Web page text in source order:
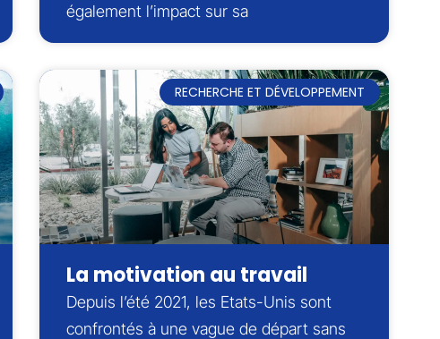
également l’impact sur sa
RECHERCHE ET DÉVELOPPEMENT
La motivation au travail
Depuis l’été 2021, les Etats-Unis sont
confrontés à une vague de départ sans